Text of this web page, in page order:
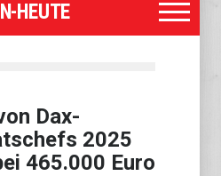
HEUTE
Dax-
2025
465.000 Euro